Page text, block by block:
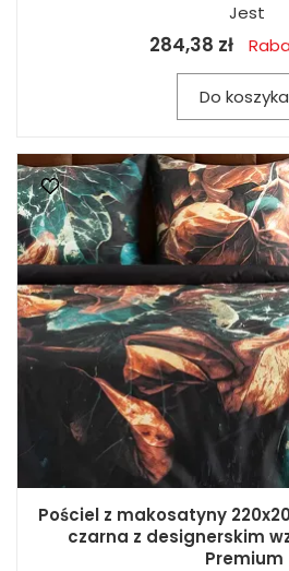
Jest
284,38 zł
Do koszyka
Pościel z makosatyny
czarna z designerskim
Premium